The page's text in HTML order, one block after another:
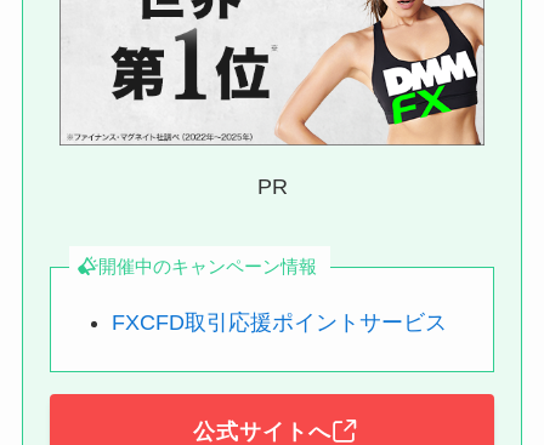
PR
開催中のキャンペーン情報
FXCFD取引応援ポイントサービス
公式サイトへ